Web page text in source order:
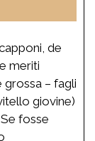
de
meriti
grossa – fagli
giovine)
fosse